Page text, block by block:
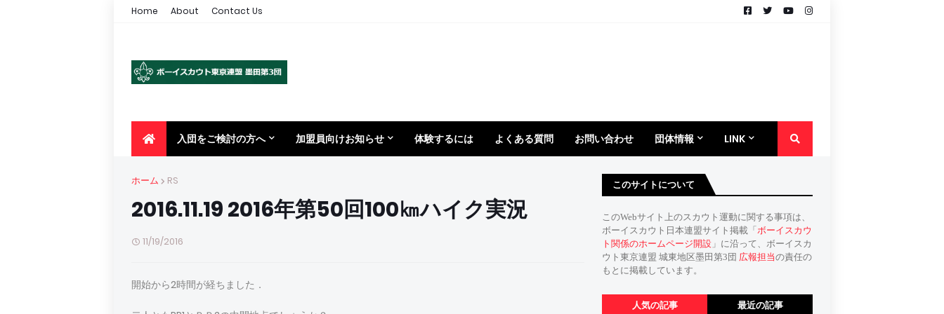
Home About Contact Us
入団をご検討の方へ 加盟員向けお知らせ 体験するには よくある質問 お問い合わせ 団体情報 LINK
ホーム RS
2016.11.19 2016年第50回100㎞ハイク実況
11/19/2016
開始から2時間が経ちました．
このサイトについて
このWebサイト上のスカウト運動に関する事項は、
ボーイスカウト日本連盟サイト掲載「 ボーイスカウ
ト関係のホームページ開設 」に沿って、ボーイスカ
ウト東京連盟 城東地区墨田第3団 広報担当の責任の
もとに掲載しています。
人気の記事 最近の記事